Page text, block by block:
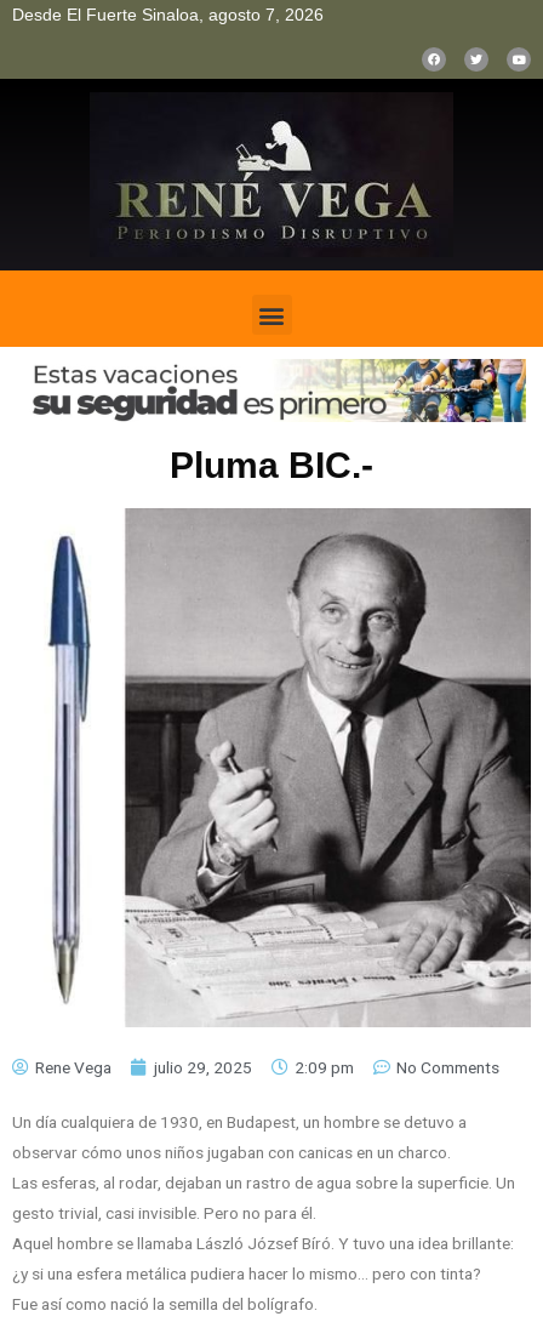
Desde El Fuerte Sinaloa, agosto 7, 2026
Pluma BIC.-
Rene Vega julio 29, 2025 2:09 pm No Comments
Un día cualquiera de 1930, en Budapest, un hombre se detuvo a
observar cómo unos niños jugaban con canicas en un charco.
Las esferas, al rodar, dejaban un rastro de agua sobre la superficie. Un
gesto trivial, casi invisible. Pero no para él.
Aquel hombre se llamaba László József Bíró. Y tuvo una idea brillante:
¿y si una esfera metálica pudiera hacer lo mismo… pero con tinta?
Fue así como nació la semilla del bolígrafo.